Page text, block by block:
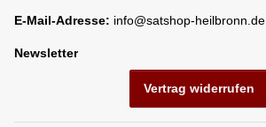
E-Mail-Adresse: info@satshop-heilbronn.de
Newsletter
Vertrag widerrufen